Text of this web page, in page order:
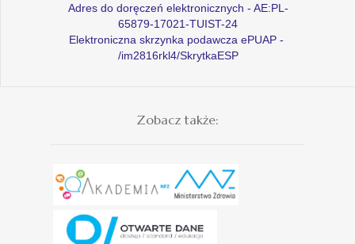
Adres do doręczeń elektronicznych - AE:PL-
65879-17021-TUIST-24
Elektroniczna skrzynka podawcza ePUAP -
/im2816rkl4/SkrytkaESP
Zobacz także: